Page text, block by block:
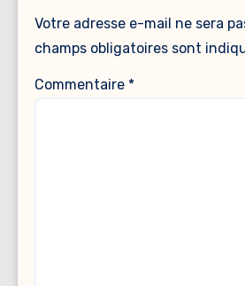
Votre adresse e-mail ne sera
champs obligatoires sont
Commentaire *